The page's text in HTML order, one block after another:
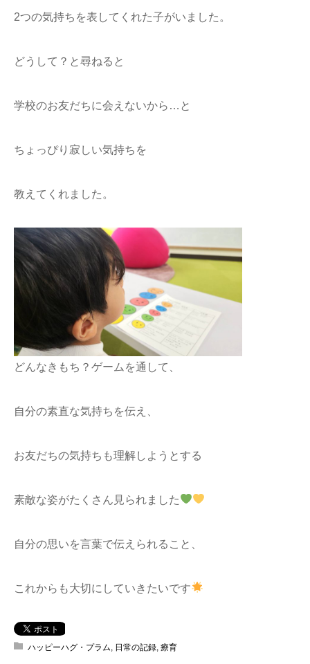
2つの気持ちを表してくれた子がいました。
どうして？と尋ねると
学校のお友だちに会えないから…と
ちょっぴり寂しい気持ちを
教えてくれました。
どんなきもち？ゲームを通して、
自分の素直な気持ちを伝え、
お友だちの気持ちも理解しようとする
素敵な姿がたくさん見られました
自分の思いを言葉で伝えられること、
これからも大切にしていきたいです
ハッピーハグ・プラム 日常の記録 療育